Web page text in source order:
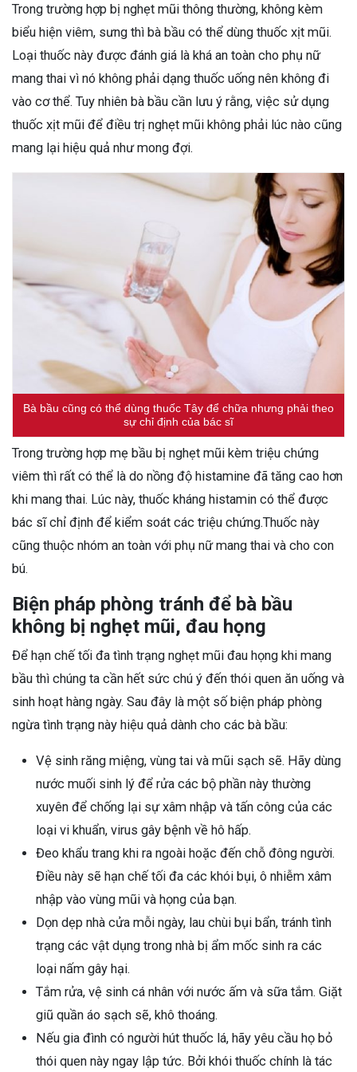
Trong trường hợp bị nghẹt mũi thông thường, không kèm
biểu hiện viêm, sưng thì bà bầu có thể dùng thuốc xịt mũi.
Loại thuốc này được đánh giá là khá an toàn cho phụ nữ
mang thai vì nó không phải dạng thuốc uống nên không đi
vào cơ thể. Tuy nhiên bà bầu cần lưu ý rằng, việc sử dụng
thuốc xịt mũi để điều trị nghẹt mũi không phải lúc nào cũng
mang lại hiệu quả như mong đợi.
Bà bầu cũng có thể dùng thuốc Tây để chữa nhưng phải theo
sự chỉ định của bác sĩ
Trong trường hợp mẹ bầu bị nghẹt mũi kèm triệu chứng
viêm thì rất có thể là do nồng độ histamine đã tăng cao hơn
khi mang thai. Lúc này, thuốc kháng histamin có thể được
bác sĩ chỉ định để kiểm soát các triệu chứng.Thuốc này
cũng thuộc nhóm an toàn với phụ nữ mang thai và cho con
bú.
Biện pháp phòng tránh để bà bầu
không bị nghẹt mũi, đau họng
Để hạn chế tối đa tình trạng nghẹt mũi đau họng khi mang
bầu thì chúng ta cần hết sức chú ý đến thói quen ăn uống và
sinh hoạt hàng ngày. Sau đây là một số biện pháp phòng
ngừa tình trạng này hiệu quả dành cho các bà bầu:
Vệ sinh răng miệng, vùng tai và mũi sạch sẽ. Hãy dùng
nước muối sinh lý để rửa các bộ phần này thường
xuyên để chống lại sự xâm nhập và tấn công của các
loại vi khuẩn, virus gây bệnh về hô hấp.
Đeo khẩu trang khi ra ngoài hoặc đến chỗ đông người.
Điều này sẽ hạn chế tối đa các khói bụi, ô nhiễm xâm
nhập vào vùng mũi và họng của bạn.
Dọn dẹp nhà cửa mỗi ngày, lau chùi bụi bẩn, tránh tình
trạng các vật dụng trong nhà bị ẩm mốc sinh ra các
loại nấm gây hại.
Tắm rửa, vệ sinh cá nhân với nước ấm và sữa tắm. Giặt
giũ quần áo sạch sẽ, khô thoáng.
Nếu gia đình có người hút thuốc lá, hãy yêu cầu họ bỏ
thói quen này ngay lập tức. Bởi khói thuốc chính là tác